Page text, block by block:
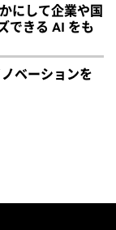
にして企業や国
できる AI をも
ベーションを